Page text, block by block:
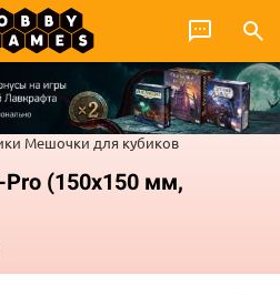
Мешочки для кубиков
(150x150 мм,